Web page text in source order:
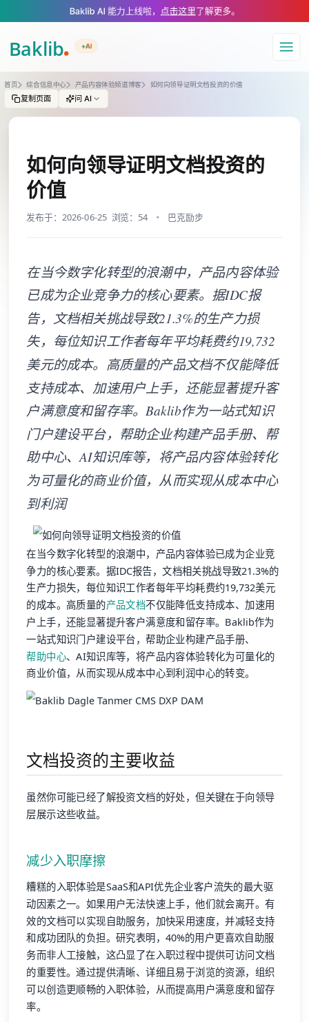
A Markdown version of this page is available at https://
Baklib AI 能力上线啦， 点击这里了解更多。
+AI
导航
首页 综合信息中心 产品内容体验频道博客 如何向领导证明文档投资的价值
复制页面 问 AI
如何向领导证明文档投资的
价值
发布于：2026-06-25 浏览：54 巴克励步
在当今数字化转型的浪潮中，产品内容体验
已成为企业竞争力的核心要素。据IDC报
告，文档相关挑战导致21.3%的生产力损
失，每位知识工作者每年平均耗费约19,732
美元的成本。高质量的产品文档不仅能降低
支持成本、加速用户上手，还能显著提升客
户满意度和留存率。Baklib作为一站式知识
门户建设平台，帮助企业构建产品手册、帮
助中心、AI知识库等，将产品内容体验转化
为可量化的商业价值，从而实现从成本中心
到利润
在当今数字化转型的浪潮中，产品内容体验已成为企业竞
争力的核心要素。据IDC报告，文档相关挑战导致21.3%的
生产力损失，每位知识工作者每年平均耗费约19,732美元
的成本。高质量的产品文档不仅能降低支持成本、加速用
户上手，还能显著提升客户满意度和留存率。Baklib作为
一站式知识门户建设平台，帮助企业构建产品手册、
帮助中心、AI知识库等，将产品内容体验转化为可量化的
商业价值，从而实现从成本中心到利润中心的转变。
文档投资的主要收益
虽然你可能已经了解投资文档的好处，但关键在于向领导
层展示这些收益。
减少入职摩擦
糟糕的入职体验是SaaS和API优先企业客户流失的最大驱
动因素之一。如果用户无法快速上手，他们就会离开。有
效的文档可以实现自助服务，加快采用速度，并减轻支持
和成功团队的负担。研究表明，40%的用户更喜欢自助服
务而非人工接触，这凸显了在入职过程中提供可访问文档
的重要性。通过提供清晰、详细且易于浏览的资源，组织
可以创造更顺畅的入职体验，从而提高用户满意度和留存
率。